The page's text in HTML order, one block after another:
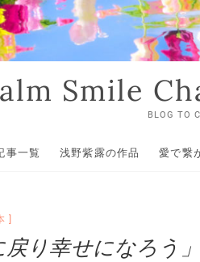
Smile
BLOG TO
事一覧 浅野紫露の作品 愛で繋
戻り幸せになろう